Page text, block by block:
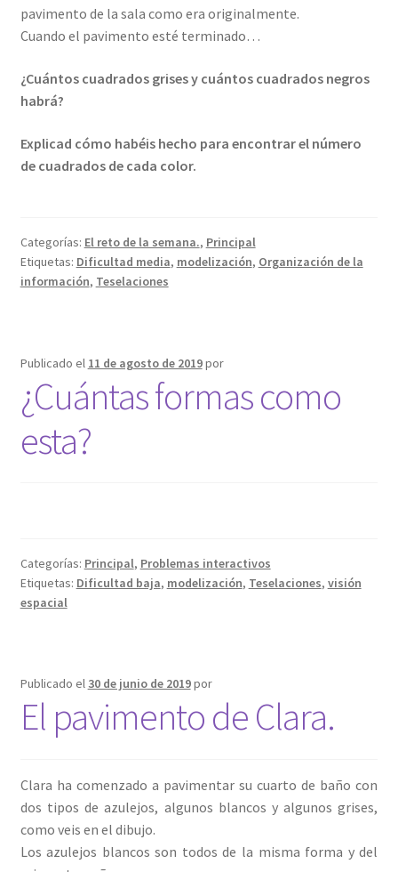
pavimento de la sala como era originalmente.
Cuando el pavimento esté terminado…
¿Cuántos cuadrados grises y cuántos cuadrados negros
habrá?
Explicad cómo habéis hecho para encontrar el número
de cuadrados de cada color.
Categorías: El reto de la semana., Principal
Etiquetas: Dificultad media, modelización, Organización de la
información, Teselaciones
Publicado el 11 de agosto de 2019por
¿Cuántas formas como
esta?
Categorías: Principal, Problemas interactivos
Etiquetas: Dificultad baja, modelización, Teselaciones, visión
espacial
Publicado el 30 de junio de 2019por
El pavimento de Clara.
Clara ha comenzado a pavimentar su cuarto de baño con
dos tipos de azulejos, algunos blancos y algunos grises,
como veis en el dibujo.
Los azulejos blancos son todos de la misma forma y del